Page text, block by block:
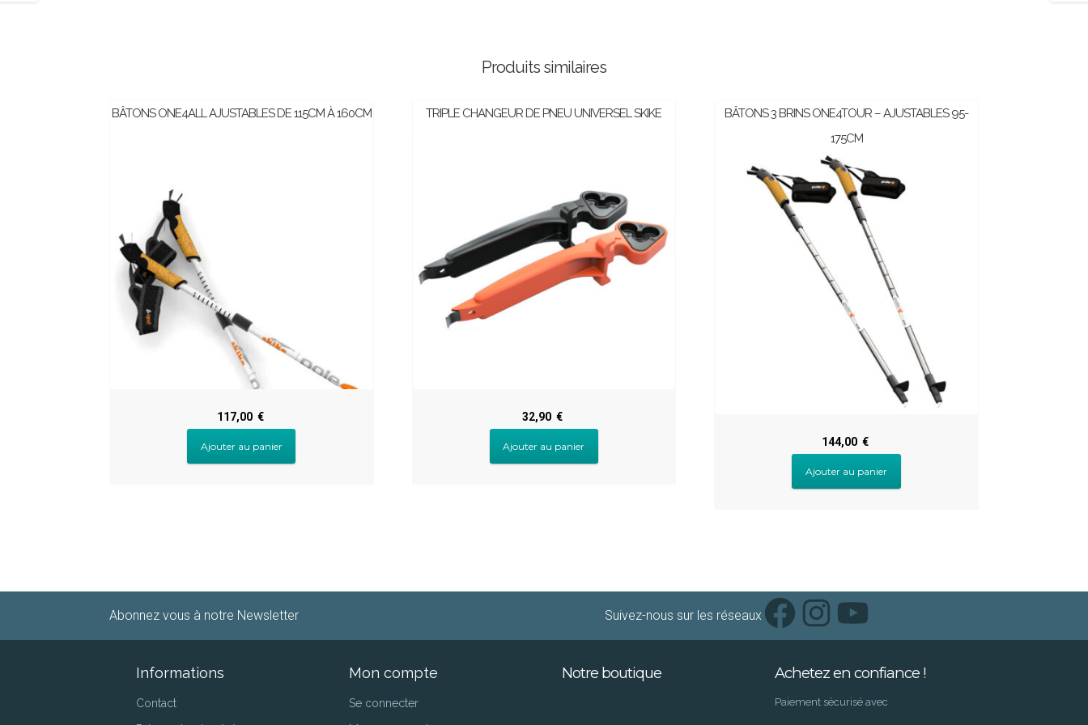
Produits similaires
BÂTONS ONE4ALL AJUSTABLES DE 115CM À 160CM
117,00 €
Ajouter au panier
TRIPLE CHANGEUR DE PNEU UNIVERSEL SKIKE
32,90 €
Ajouter au panier
BÂTONS 3 BRINS ONE4TOUR – AJUSTABLES 95-
175CM
144,00 €
Ajouter au panier
Abonnez vous à notre Newsletter Suivez-nous sur les réseauxFacebook Instagram YouTube
Informations
Contact
Mon compte
Se connecter
Notre boutique Achetez en confiance !
Paiement sécurisé avec